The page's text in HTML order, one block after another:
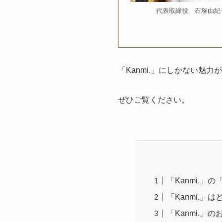
代表取締役 石塚由紀
「Kanmi.」にしかない魅力
ぜひご覧ください。
「Kanmi.」の
「Kanmi.」は
「Kanmi.」の